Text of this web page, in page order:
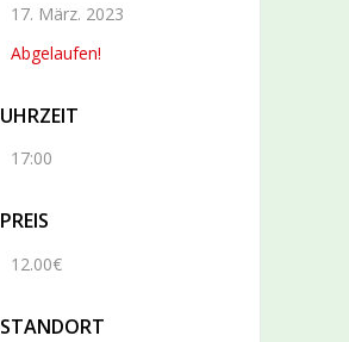
17. März. 2023
Abgelaufen!
UHRZEIT
17:00
PREIS
12.00€
STANDORT